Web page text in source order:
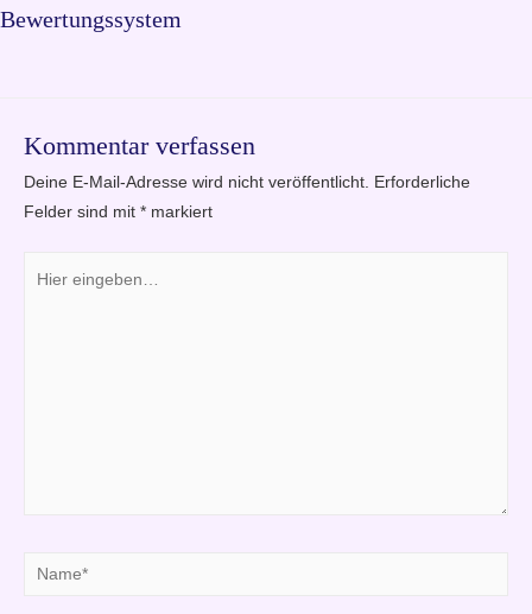
Bewertungssystem
Kommentar verfassen
Deine E-Mail-Adresse wird nicht veröffentlicht.
Erforderliche
Felder sind mit * markiert
eingeben…
Name*